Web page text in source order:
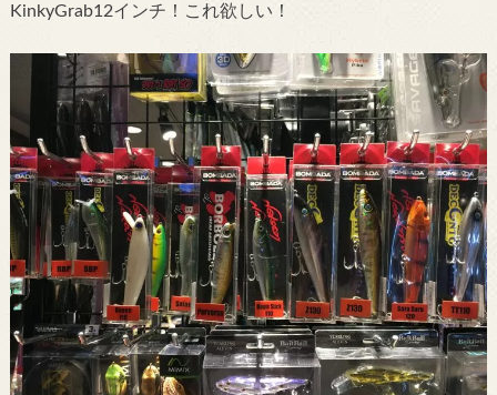
KinkyGrab12インチ！これ欲しい！